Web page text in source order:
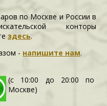
по Москве и России в
конторы
здесь.
- напишите нам.
(с 10:00 до 20:00 по
Москве)